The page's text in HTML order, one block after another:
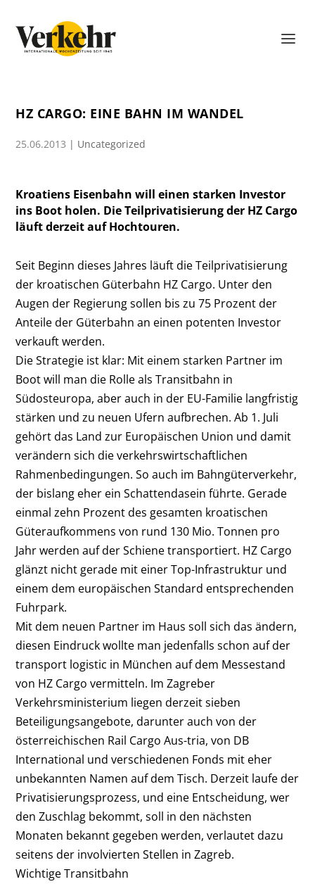
HZ CARGO: EINE BAHN IM WANDEL
25.06.2013 | Uncategorized
Kroatiens Eisenbahn will einen starken Investor
ins Boot holen. Die Teilprivatisierung der HZ Cargo
läuft derzeit auf Hochtouren.
Seit Beginn dieses Jahres läuft die Teilprivatisierung
der kroatischen Güterbahn HZ Cargo. Unter den
Augen der Regierung sollen bis zu 75 Prozent der
Anteile der Güterbahn an einen potenten Investor
verkauft werden.
Die Strategie ist klar: Mit einem starken Partner im
Boot will man die Rolle als Transitbahn in
Südosteuropa, aber auch in der EU-Familie langfristig
stärken und zu neuen Ufern aufbrechen. Ab 1. Juli
gehört das Land zur Europäischen Union und damit
verändern sich die verkehrswirtschaftlichen
Rahmenbedingungen. So auch im Bahngüterverkehr,
der bislang eher ein Schattendasein führte. Gerade
einmal zehn Prozent des gesamten kroatischen
Güteraufkommens von rund 130 Mio. Tonnen pro
Jahr werden auf der Schiene transportiert. HZ Cargo
glänzt nicht gerade mit einer Top-Infrastruktur und
einem dem europäischen Standard entsprechenden
Fuhrpark.
Mit dem neuen Partner im Haus soll sich das ändern,
diesen Eindruck wollte man jedenfalls schon auf der
transport logistic in München auf dem Messestand
von HZ Cargo vermitteln. Im Zagreber
Verkehrsministerium liegen derzeit sieben
Beteiligungsangebote, darunter auch von der
österreichischen Rail Cargo Aus-tria, von DB
International und verschiedenen Fonds mit eher
unbekannten Namen auf dem Tisch. Derzeit laufe der
Privatisierungsprozess, und eine Entscheidung, wer
den Zuschlag bekommt, soll in den nächsten
Monaten bekannt gegeben werden, verlautet dazu
seitens der involvierten Stellen in Zagreb.
Wichtige Transitbahn